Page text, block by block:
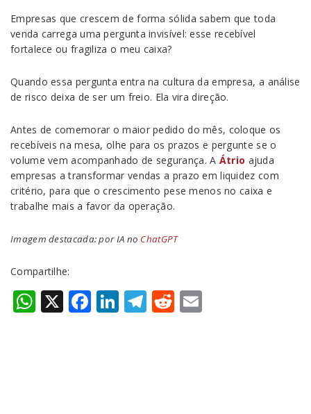
Empresas que crescem de forma sólida sabem que toda
venda carrega uma pergunta invisível: esse recebível
fortalece ou fragiliza o meu caixa?
Quando essa pergunta entra na cultura da empresa, a análise
de risco deixa de ser um freio. Ela vira direção.
Antes de comemorar o maior pedido do mês, coloque os
recebíveis na mesa, olhe para os prazos e pergunte se o
volume vem acompanhado de segurança. A Átrio ajuda
empresas a transformar vendas a prazo em liquidez com
critério, para que o crescimento pese menos no caixa e
trabalhe mais a favor da operação.
Imagem destacada: por IA no ChatGPT
Compartilhe:
WhatsApp
X Facebook
LinkedIn
Telegram
Reddit